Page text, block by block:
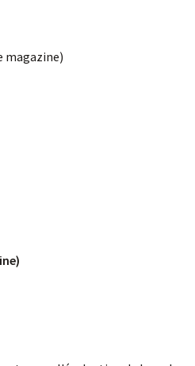
magazine)